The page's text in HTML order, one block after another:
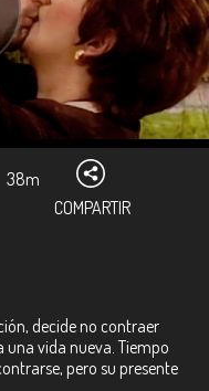
38m
COMPARTIR
decide no contraer
vida nueva. Tiempo
pero su presente